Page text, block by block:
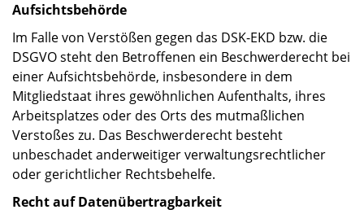
Aufsichtsbehörde
Im Falle von Verstößen gegen das DSK-EKD bzw. die
DSGVO steht den Betroffenen ein Beschwerderecht bei
einer Aufsichtsbehörde, insbesondere in dem
Mitgliedstaat ihres gewöhnlichen Aufenthalts, ihres
Arbeitsplatzes oder des Orts des mutmaßlichen
Verstoßes zu. Das Beschwerderecht besteht
unbeschadet anderweitiger verwaltungsrechtlicher
oder gerichtlicher Rechtsbehelfe.
Recht auf Datenübertragbarkeit